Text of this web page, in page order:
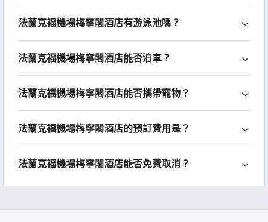
法蘭克福機場梅寧閣酒店有游泳池嗎？
法蘭克福機場梅寧閣酒店能否泊車？
法蘭克福機場梅寧閣酒店能否攜帶寵物？
法蘭克福機場梅寧閣酒店的預訂費用是？
法蘭克福機場梅寧閣酒店能否免費取消？